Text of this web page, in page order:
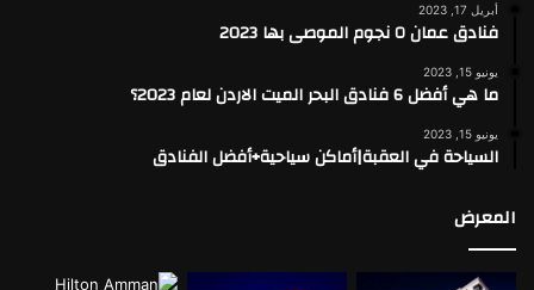
أنشطة ترفيهيّة متنوعة:
ذلك المَشي لمسافاتٍ طويلة وسهْرات العَشاء المُميّزة
وحلقات خاصّة للتعرّف على الثقافة المحليّة، بالإضافةِ إلى
حفْلاتِ الشّواء المُثيرة والمليئة بالمرح والمُتعة مع مرافق
خاصّة بالشواء.
مَرافق عصريَّة:منها مواقف السّيارات المجانيّة ومرافق خاصّة
خاص بصرف وتحويل العُملات.
أبريل 17, 2023
فنادق عمان ٥ نجوم الموصى بها 2023
يونيو 15, 2023
ما هي أفضل 6 فنادق البحر الميت الاردن لعام 2023؟
يونيو 15, 2023
السياحة في العقبة|أماكن سياحية+أفضل الفنادق
المعرض